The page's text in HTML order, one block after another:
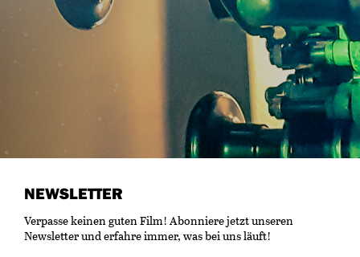
NEWSLETTER
Verpasse keinen guten Film! Abonniere jetzt unseren
Newsletter und erfahre immer, was bei uns läuft!